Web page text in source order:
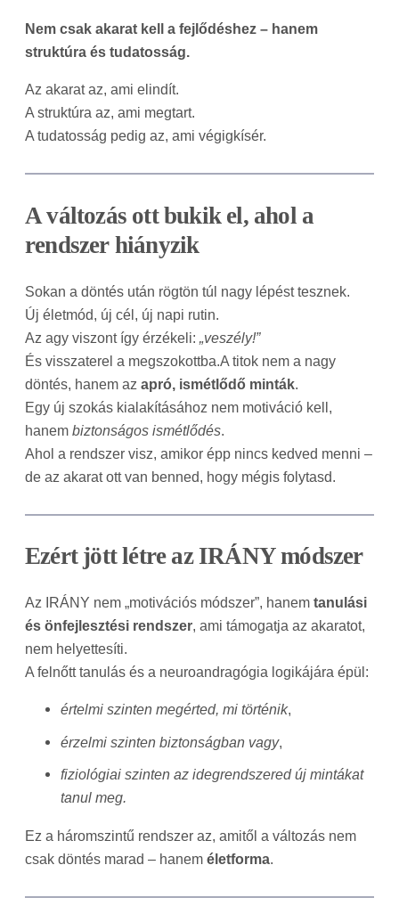
Nem csak akarat kell a fejlődéshez – hanem
struktúra és tudatosság.
Az akarat az, ami elindít.
A struktúra az, ami megtart.
A tudatosság pedig az, ami végigkísér.
A változás ott bukik el, ahol a
rendszer hiányzik
Sokan a döntés után rögtön túl nagy lépést tesznek.
Új életmód, új cél, új napi rutin.
Az agy viszont így érzékeli: „veszély!”
És visszaterel a megszokottba.A titok nem a nagy
döntés, hanem az apró, ismétlődő minták.
Egy új szokás kialakításához nem motiváció kell,
hanem biztonságos ismétlődés.
Ahol a rendszer visz, amikor épp nincs kedved menni –
de az akarat ott van benned, hogy mégis folytasd.
Ezért jött létre az IRÁNY módszer
Az IRÁNY nem „motivációs módszer”, hanem tanulási
és önfejlesztési rendszer, ami támogatja az akaratot,
nem helyettesíti.
A felnőtt tanulás és a neuroandragógia logikájára épül:
értelmi szinten megérted, mi történik,
érzelmi szinten biztonságban vagy,
fiziológiai szinten az idegrendszered új mintákat
tanul meg.
Ez a háromszintű rendszer az, amitől a változás nem
csak döntés marad – hanem életforma.